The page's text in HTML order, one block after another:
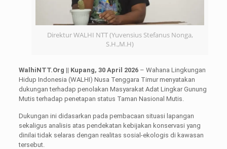
Direktur WALHI NTT (Yuvensius Stefanus Nonga,
S.H.,M.H)
WalhiNTT.Org || Kupang, 30 April 2026– Wahana Lingkungan
Hidup Indonesia (WALHI) Nusa Tenggara Timur menyatakan
dukungan terhadap penolakan Masyarakat Adat Lingkar Gunung
Mutis terhadap penetapan status Taman Nasional Mutis.
Dukungan ini didasarkan pada pembacaan situasi lapangan
sekaligus analisis atas pendekatan kebijakan konservasi yang
dinilai tidak selaras dengan realitas sosial-ekologis di kawasan
tersebut.